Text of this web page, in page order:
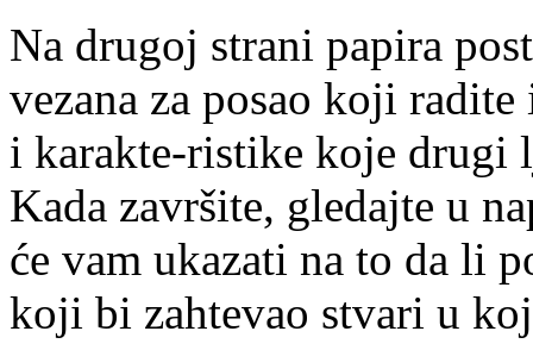
Na drugoj strani papira
vezana za posao koji
i karakte-ristike koje drugi
Kada završite, gledajte u
će vam ukazati na to da li
koji bi zahtevao stvari u